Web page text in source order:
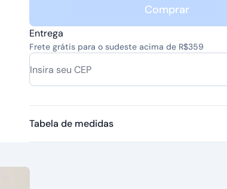
Comprar
Entrega
Frete grátis para o sudeste acima de R$359
Tabela de medidas